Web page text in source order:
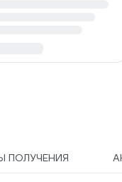
ПОЛУЧЕНИЯ